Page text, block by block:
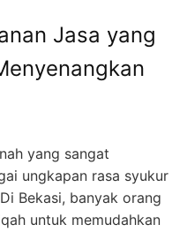
Jasa yang
yang sangat
ungkapan rasa syukur
Bekasi, banyak orang
untuk memudahkan